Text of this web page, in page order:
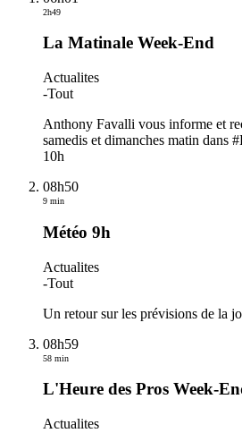
2h49
La Matinale Week-End
Actualites
-Tout
Anthony Favalli vous informe et
samedis et dimanches matin dans
10h
08h50
9 min
Météo 9h
Actualites
-Tout
Un retour sur les prévisions de la
08h59
58 min
L'Heure des Pros Week-
Actualites